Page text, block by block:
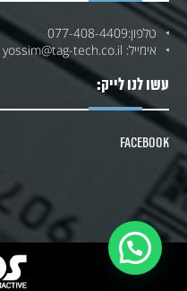
טלפון:077-408-4409
אימייל: yossim@tag-tech.co.il
עשו לנו לייק:
Facebook